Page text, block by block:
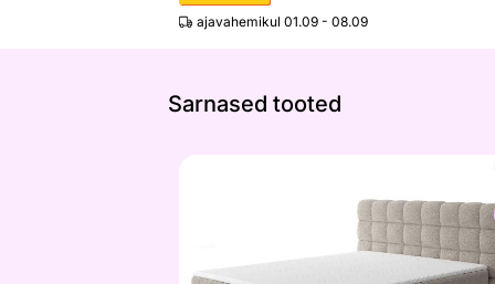
ajavahemikul 01.09 - 08.09
Sarnased tooted
Otsi sarnaseid